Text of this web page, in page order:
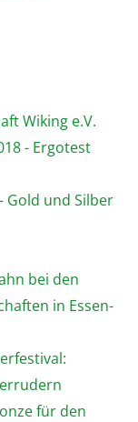
Wiking e.V.
- Ergotest
Gold und Silber
bei den
in Essen-
für den